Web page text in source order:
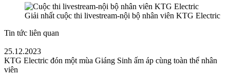
Giải nhất cuộc thi livestream-nội bộ nhân viên KTG Electric
Tin tức liên quan
25.12.2023
KTG Electric đón một mùa Giáng Sinh ấm áp cùng toàn thể nhân
viên